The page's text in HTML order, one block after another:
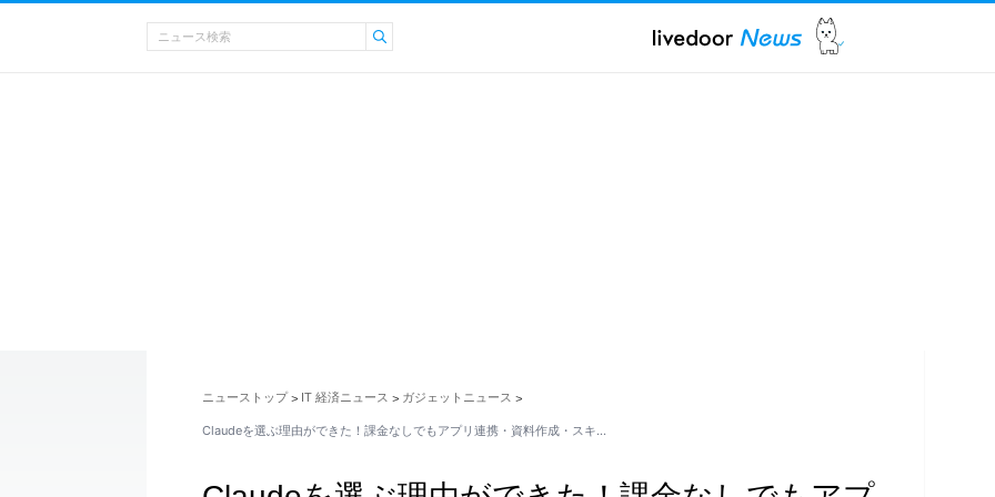
ニューストップ > IT 経済ニュース > ガジェットニュース >
Claudeを選ぶ理由ができた！課金なしでもアプリ連携・資料作成・スキ…